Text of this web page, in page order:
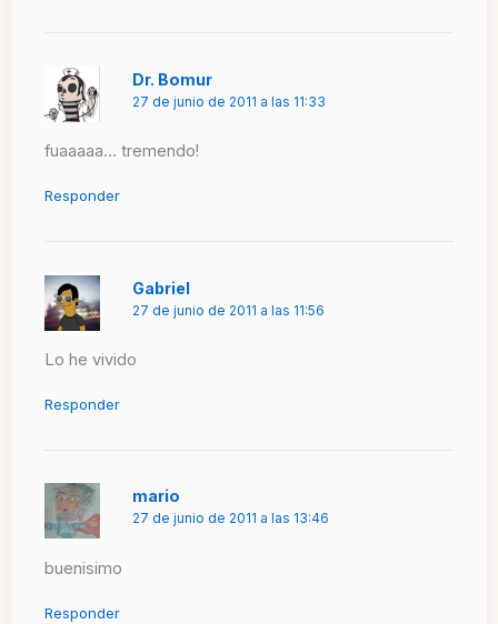
Dr. Bomur
27 de junio de 2011 a las 11:33
fuaaaaa… tremendo!
Responder
Gabriel
27 de junio de 2011 a las 11:56
Lo he vivido
Responder
mario
27 de junio de 2011 a las 13:46
buenisimo
Responder